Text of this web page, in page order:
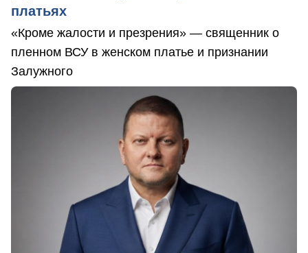
платьях
«Кроме жалости и презрения» — священник о
пленном ВСУ в женском платье и признании
Залужного